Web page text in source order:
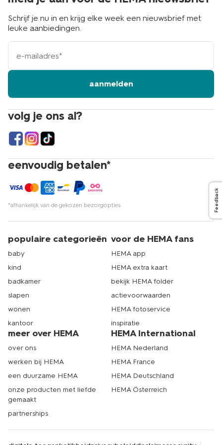
volg je ons al?
eenvoudig betalen*
*afhankelijk van de gekozen bezorgopties
Schrijf je nu in en krijg elke week een nieuwsbrief met
leuke aanbiedingen.
e-
mailadres
aanmelden
populaire categorieën
baby
kind
badkamer
slapen
wonen
kantoor
voor de HEMA fans
HEMA app
HEMA extra kaart
bekijk HEMA folder
actievoorwaarden
HEMA fotoservice
inspiratie
meer over HEMA
over ons
werken bij HEMA
een duurzame HEMA
onze producten met liefde
gemaakt
partnerships
HEMA International
HEMA Nederland
HEMA France
HEMA Deutschland
HEMA Österreich
Feedback